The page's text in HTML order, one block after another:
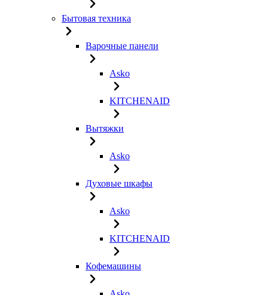
Бытовая техника
Варочные панели
Asko
KITCHENAID
Вытяжки
Asko
Духовые шкафы
Asko
KITCHENAID
Кофемашины